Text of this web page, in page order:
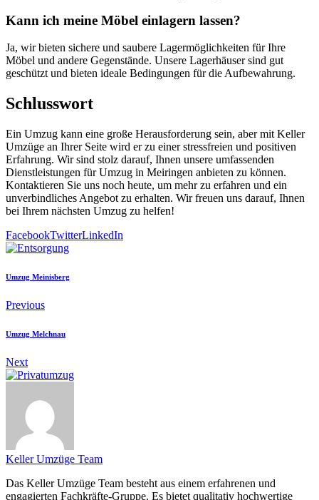
Kann ich meine Möbel einlagern lassen?
Ja, wir bieten sichere und saubere Lagermöglichkeiten für Ihre
Möbel und andere Gegenstände. Unsere Lagerhäuser sind gut
geschützt und bieten ideale Bedingungen für die Aufbewahrung.
Schlusswort
Ein Umzug kann eine große Herausforderung sein, aber mit Keller
Umzüge an Ihrer Seite wird er zu einer stressfreien und positiven
Erfahrung. Wir sind stolz darauf, Ihnen unsere umfassenden
Dienstleistungen für Umzug in Meiringen anbieten zu können.
Kontaktieren Sie uns noch heute, um mehr zu erfahren und ein
unverbindliches Angebot zu erhalten. Wir freuen uns darauf, Ihnen
bei Ihrem nächsten Umzug zu helfen!
FacebookTwitterLinkedIn
Umzug Meinisberg
Previous
Umzug Melchnau
Next
Keller Umzüge Team
Das Keller Umzüge Team besteht aus einem erfahrenen und
engagierten Fachkräfte-Gruppe. Es bietet qualitativ hochwertige